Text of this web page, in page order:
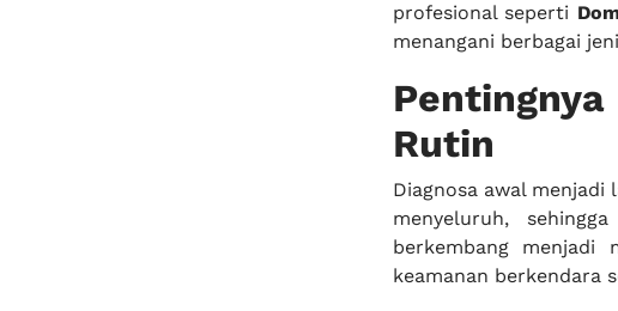
profesional seperti
menangani berbagai
Rutin
Diagnosa awal
menyeluruh,
berkembang menjadi
keamanan berkendara